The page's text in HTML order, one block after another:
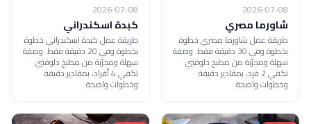
2026-07-08
شاورما مصري
طريقة عمل شاورما مصري خطوة
بخطوة وفي 30 دقيقة فقط. وصفة
سهلة ومجرّبة من مطبخ دلوقتي
تكفي 2 فرد، بمقادير دقيقة
وخطوات واضحة.
2026-07-08
كبدة اسكندراني
طريقة عمل كبدة اسكندراني خطوة
بخطوة وفي 20 دقيقة فقط. وصفة
سهلة ومجرّبة من مطبخ دلوقتي
تكفي 4 أفراد، بمقادير دقيقة
وخطوات واضحة.